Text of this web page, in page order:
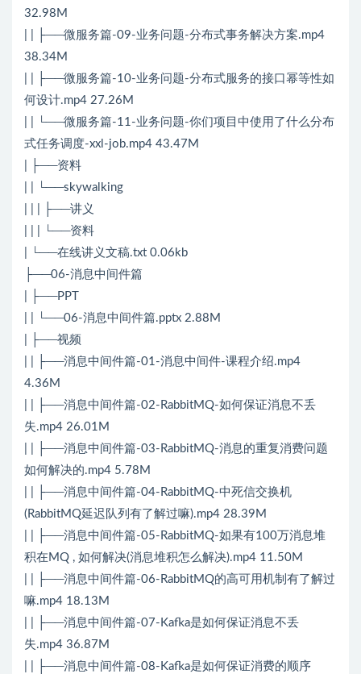
32.98M
| | ├──微服务篇-09-业务问题-分布式事务解决方案.mp4
38.34M
| | ├──微服务篇-10-业务问题-分布式服务的接口幂等性如
何设计.mp4 27.26M
| | └──微服务篇-11-业务问题-你们项目中使用了什么分布
式任务调度-xxl-job.mp4 43.47M
| ├──资料
| | └──skywalking
| | | ├──讲义
| | | └──资料
| └──在线讲义文稿.txt 0.06kb
├──06-消息中间件篇
| ├──PPT
| | └──06-消息中间件篇.pptx 2.88M
| ├──视频
| | ├──消息中间件篇-01-消息中间件-课程介绍.mp4
4.36M
| | ├──消息中间件篇-02-RabbitMQ-如何保证消息不丢
失.mp4 26.01M
| | ├──消息中间件篇-03-RabbitMQ-消息的重复消费问题
如何解决的.mp4 5.78M
| | ├──消息中间件篇-04-RabbitMQ-中死信交换机
(RabbitMQ延迟队列有了解过嘛).mp4 28.39M
| | ├──消息中间件篇-05-RabbitMQ-如果有100万消息堆
积在MQ , 如何解决(消息堆积怎么解决).mp4 11.50M
| | ├──消息中间件篇-06-RabbitMQ的高可用机制有了解过
嘛.mp4 18.13M
| | ├──消息中间件篇-07-Kafka是如何保证消息不丢
失.mp4 36.87M
| | ├──消息中间件篇-08-Kafka是如何保证消费的顺序